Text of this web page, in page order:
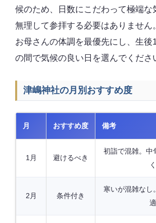
候のため、日数にこだわって極端な
無理して参拝する必要はありません
お母さんの体調を最優先にし、生後
の間で気候の良い日を選んでくださ
津嶋神社の月別おすすめ度
月 おすすめ度 備考
1月 避けるべき
初詣で混雑。中
く
2月 条件付き
寒いが混雑なし
適